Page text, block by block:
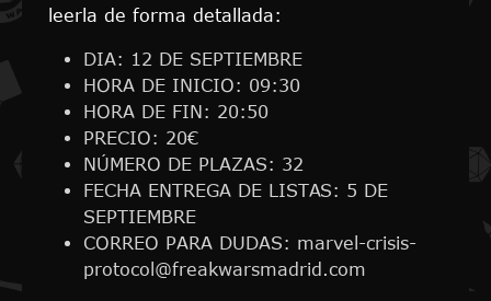
leerla de forma detallada:
DIA: 12 DE SEPTIEMBRE
HORA DE INICIO: 09:30
HORA DE FIN: 20:50
PRECIO: 20€
NÚMERO DE PLAZAS: 32
FECHA ENTREGA DE LISTAS: 5 DE
SEPTIEMBRE
CORREO PARA DUDAS: marvel-crisis-
protocol@freakwarsmadrid.com